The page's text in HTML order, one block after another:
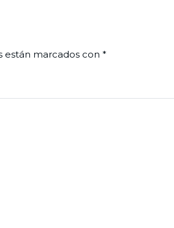
están marcados con *